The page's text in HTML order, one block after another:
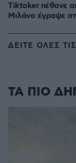
Tiktoker πέθανε
Μιλάνο έγραψε
ΔΕΙΤΕ ΟΛΕΣ
ΤΑ ΠΙΟ